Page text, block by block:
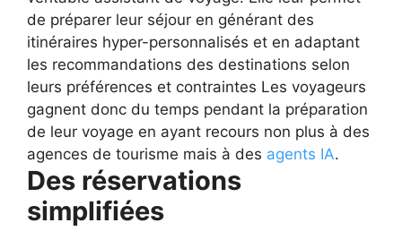
de préparer leur séjour en générant des
itinéraires hyper-personnalisés et en adaptant
les recommandations des destinations selon
leurs préférences et contraintes Les voyageurs
gagnent donc du temps pendant la préparation
de leur voyage en ayant recours non plus à des
agences de tourisme mais à des agents IA.
Des réservations
simplifiées